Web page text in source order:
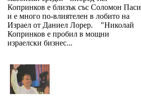
Копринков е близък със Соломон Паси
и е много по-влиятелен в лобито на
Израел от Даниел Лорер. "Николай
Копринков е пробил в мощни
израелски бизнес...